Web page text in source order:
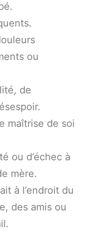
ou
de
maîtrise de soi
ou d’échec à
mère.
à l’endroit du
des amis ou